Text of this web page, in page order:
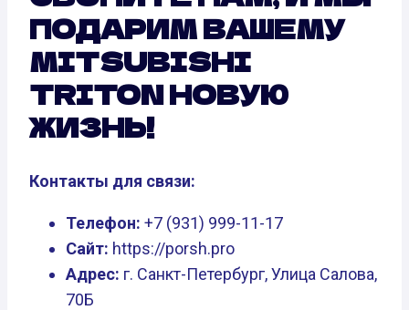
ПОДАРИМ ВАШЕМУ
MITSUBISHI
TRITON НОВУЮ
ЖИЗНЬ!
Контакты для связи:
Телефон: +7 (931) 999-11-17
Сайт: https://porsh.pro
Адрес: г. Санкт-Петербург, Улица Салова,
70Б